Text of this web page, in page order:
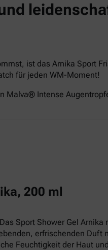
ist das Arnika Sport
für jeden WM-Moment!
Malva® Intense
200 ml
Sport Shower Gel Arnika
erfrischenden Duft
Feuchtigkeit der Haut